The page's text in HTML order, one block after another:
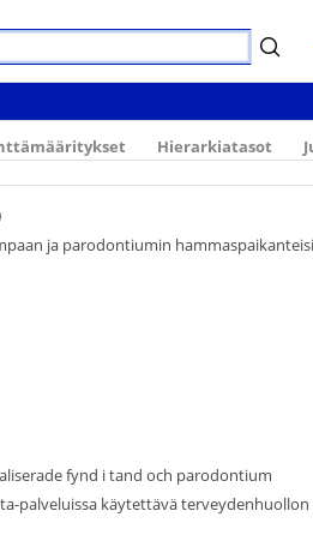
Hierarkiatasot
ja parodontiumin
fynd i tand och parodontium
palveluissa käytettävä